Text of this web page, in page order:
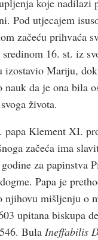
koje nadilazi
Pod utjecajem
začeću prihvaća
16. st. iz
izostavio Mariju,
nauk da je ona bila
života.
papa Klement XI.
začeća ima
za papinstva
Papa je
njihovu mišljenju o
upitana biskupa
Bula Ineffabilis